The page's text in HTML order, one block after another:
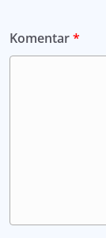
Komentar*